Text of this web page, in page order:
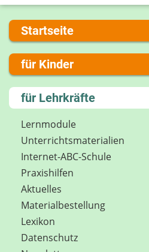
Startseite
Über uns
Presse
Kontakt
Impressum
Internet-ABC Sitemap
Barrierefreiheit
Länderprojekte
für Kinder
Lernen und Schule
Hobby und Freizeit
Spiel und Spaß
Mitreden und Mitmachen
Lexikon
Datenschutz
Newsletter
für Lehrkräfte
Lernmodule
Unterrichts­materialien
Internet-ABC-Schule
Praxishilfen
Aktuelles
Materialbestellung
Lexikon
Datenschutz